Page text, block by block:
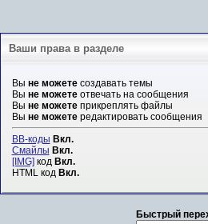
Ваши права в разделе
Вы не можетесоздавать темы
Вы не можетеотвечать на сообщения
Вы не можетеприкреплять файлы
Вы не можетередактировать сообщения
BB-коды Вкл.
Смайлы Вкл.
[IMG] код Вкл.
HTML код Вкл.
Быстрый